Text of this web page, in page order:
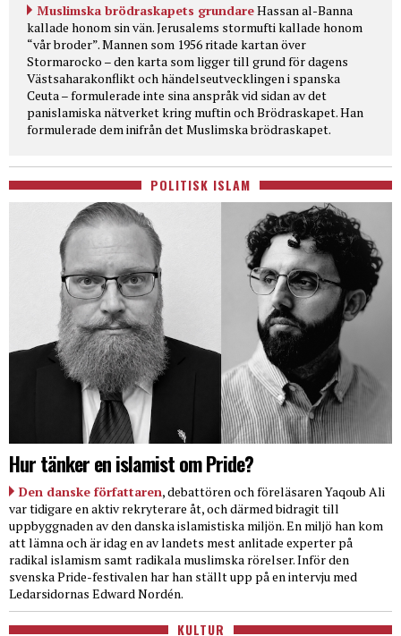
Muslimska brödraskapets grundareHassan al-Banna
kallade honom sin vän. Jerusalems stormufti kallade honom
“vår broder”. Mannen som 1956 ritade kartan över
Stormarocko – den karta som ligger till grund för dagens
Västsaharakonflikt och händelseutvecklingen i spanska
Ceuta – formulerade inte sina anspråk vid sidan av det
panislamiska nätverket kring muftin och Brödraskapet. Han
formulerade dem inifrån det Muslimska brödraskapet.
POLITISK ISLAM
Hur tänker en islamist om Pride?
Den danske författaren, debattören och föreläsaren Yaqoub Ali
var tidigare en aktiv rekryterare åt, och därmed bidragit till
uppbyggnaden av den danska islamistiska miljön. En miljö han kom
att lämna och är idag en av landets mest anlitade experter på
radikal islamism samt radikala muslimska rörelser. Inför den
svenska Pride-festivalen har han ställt upp på en intervju med
Ledarsidornas Edward Nordén.
KULTUR